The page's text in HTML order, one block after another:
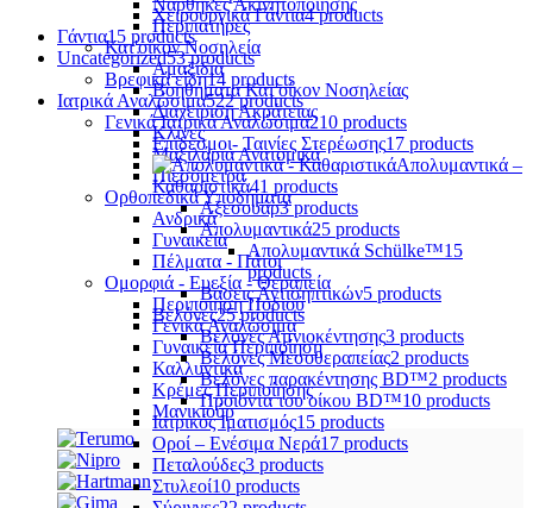
Περιπατήρες
Κατ'οίκον Νοσηλεία
Αμαξίδια
Βοηθήματα Κατ'οίκον Νοσηλείας
Διαχείριση Ακράτειας
Κλίνες
Μαξιλάρια Ανατομικά
Πιεσόμετρα
Ορθοπεδικά Υποδήματα
Ανδρικά
Γυναικεία
Πέλματα - Πάτοι
Ομορφιά - Ευεξία - Θεραπεία
Περιποίηση Ποδιού
Γενικά Αναλώσιμα
Γυναικεία Περιποίηση
Καλλυντικά
Κρέμες Περιποίησης
Μανικιούρ
Χειρουργικά Γάντια4 products
Γάντια15 products
Uncategorized53 products
Βρεφικά είδη14 products
Ιατρικά Αναλώσιμα522 products
Γενικά Ιατρικά Αναλώσιμα210 products
Επίδεσμοι- Ταινίες Στερέωσης17 products
Απολυμαντικά –
Καθαριστικά41 products
Αξεσουάρ3 products
Απολυμαντικά25 products
Απολυμαντικά Schülke™15
products
Βάσεις Αντισηπτικών5 products
Βελόνες25 products
Βελόνες Αμνιοκέντησης3 products
Βελόνες Μεσοθεραπείας2 products
Βελόνες παρακέντησης BD™2 products
Προϊόντα του οίκου BD™10 products
Ιατρικός Ιματισμός15 products
Οροί – Ενέσιμα Νερά17 products
Πεταλούδες3 products
Στυλεοί10 products